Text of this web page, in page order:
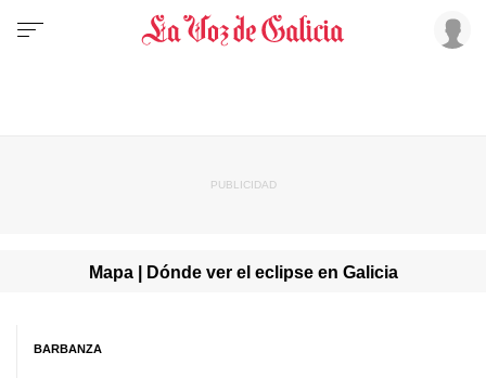
Mapa | Dónde ver el eclipse en Galicia
BARBANZA